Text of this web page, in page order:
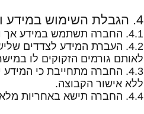
4. הגבלת השימוש במידע והעברתו
4.1. החברה תשתמש במידע אך ורק לצורך ביצוע השירותים.
4.2. העברת המידע לצדדים
לאותם גורמים הזקוקים לו
4.3. החברה מתחייבת כי
ללא אישור הקבוצה.
4.4. החברה תישא באחריות מלאה כלפי הקבוצה וכלפי נושאי המידע לכל מעשה או מחדל של מקבלי המידע.